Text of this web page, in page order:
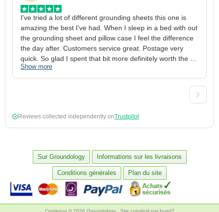
I've tried a lot of different grounding sheets this one is
amazing the best I've had. When I sleep in a bed with out
the grounding sheet and pillow case I feel the difference
the day after. Customers service great. Postage very
quick. So glad I spent that bit more definitely worth the
money xx
Show more
Reviews collected independently onTrustpilot
Sur Groundology Informations sur les livraisons
Conditions générales Plan du site
Contenus © 2026 Groundology Site construit par burnIT